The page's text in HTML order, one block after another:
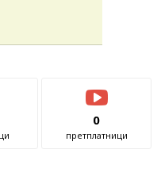
0
претплатници